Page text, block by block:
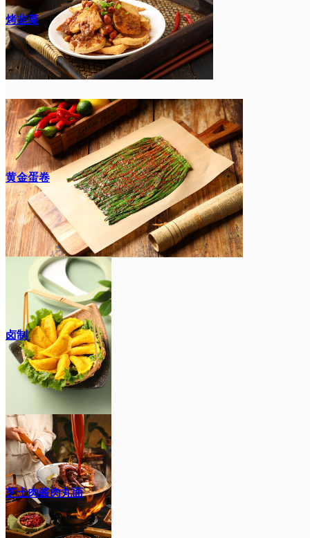
烤韭菜
黄金蛋卷
卤制
芝士肉酱肉丸面